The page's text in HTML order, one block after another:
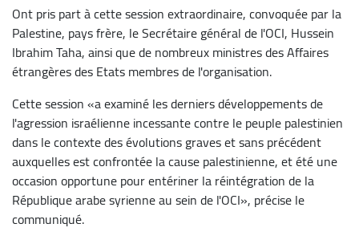
Ont pris part à cette session extraordinaire, convoquée par la
Palestine, pays frère, le Secrétaire général de l'OCI, Hussein
Ibrahim Taha, ainsi que de nombreux ministres des Affaires
étrangères des Etats membres de l'organisation.
Cette session «a examiné les derniers développements de
l'agression israélienne incessante contre le peuple palestinien
dans le contexte des évolutions graves et sans précédent
auxquelles est confrontée la cause palestinienne, et été une
occasion opportune pour entériner la réintégration de la
République arabe syrienne au sein de l'OCI», précise le
communiqué.